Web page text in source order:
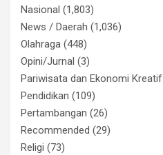
Nasional (1,803)
News / Daerah (1,036)
Olahraga (448)
Opini/Jurnal (3)
Pariwisata dan Ekonomi Kreatif
Pendidikan (109)
Pertambangan (26)
Recommended (29)
Religi (73)